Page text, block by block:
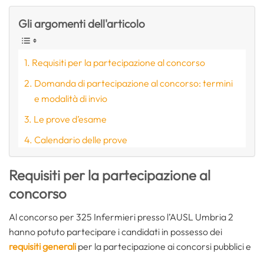
Gli argomenti dell'articolo
Requisiti per la partecipazione al concorso
Domanda di partecipazione al concorso: termini
e modalità di invio
Le prove d’esame
Calendario delle prove
Requisiti per la partecipazione al
concorso
Al concorso per 325 Infermieri presso l’AUSL Umbria 2
hanno potuto partecipare i candidati in possesso dei
requisiti generali per la partecipazione ai concorsi pubblici e